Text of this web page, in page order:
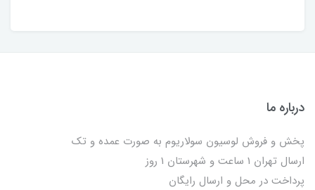
درباره ما
پخش و فروش لوسیون سولاریوم به صورت عمده و تک
ارسال تهران 1 ساعت و شهرستان 1 روز
پرداخت در محل و ارسال رایگان